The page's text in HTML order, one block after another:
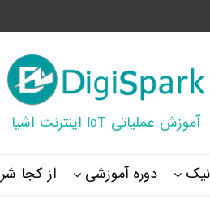
آموزش عملیاتی IoT اینترنت اشیا
دوره آموزشی از کجا